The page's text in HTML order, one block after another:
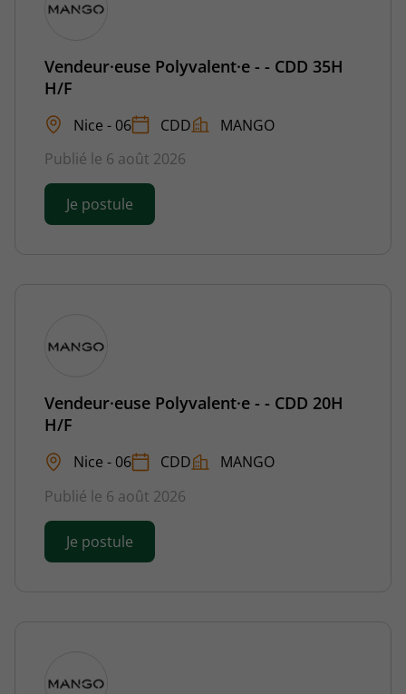
Vendeur·euse Polyvalent·e - - CDD 35H
H/F
Nice - 06 CDD
MANGO
Publié le 6 août 2026
Je postule
Vendeur·euse Polyvalent·e - - CDD 20H
H/F
Nice - 06 CDD
MANGO
Publié le 6 août 2026
Je postule